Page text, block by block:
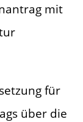
mit
für
über die